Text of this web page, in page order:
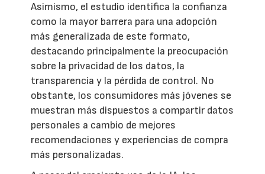
Asimismo, el estudio identifica la confianza
como la mayor barrera para una adopción
más generalizada de este formato,
destacando principalmente la preocupación
sobre la privacidad de los datos, la
transparencia y la pérdida de control. No
obstante, los consumidores más jóvenes se
muestran más dispuestos a compartir datos
personales a cambio de mejores
recomendaciones y experiencias de compra
más personalizadas.